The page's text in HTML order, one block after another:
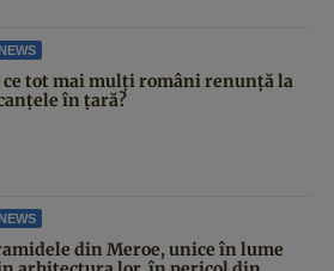
ce tot mai mulți români renunță la
în țară?
din Meroe, unice în lume